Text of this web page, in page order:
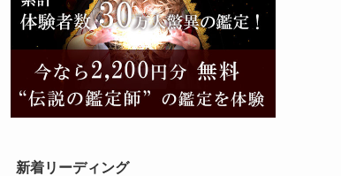
新着リーディング